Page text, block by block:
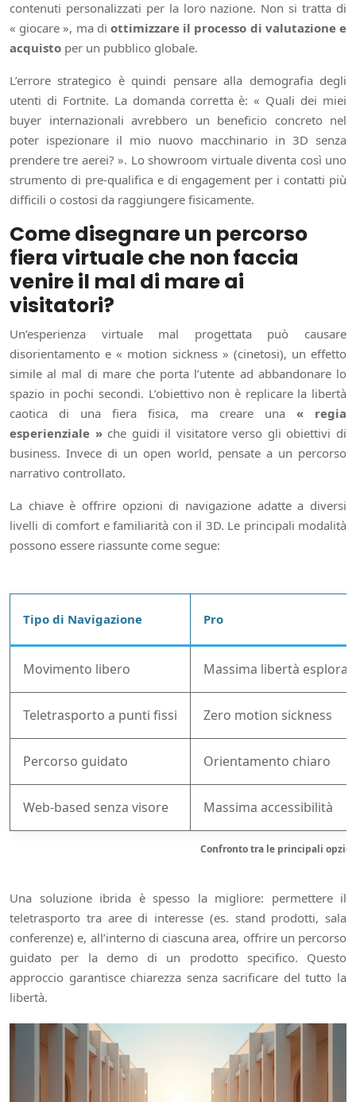
contenuti personalizzati per la loro nazione. Non si tratta di
« giocare », ma di ottimizzare il processo di valutazione e
acquisto per un pubblico globale.
L’errore strategico è quindi pensare alla demografia degli
utenti di Fortnite. La domanda corretta è: « Quali dei miei
buyer internazionali avrebbero un beneficio concreto nel
poter ispezionare il mio nuovo macchinario in 3D senza
prendere tre aerei? ». Lo showroom virtuale diventa così uno
strumento di pre-qualifica e di engagement per i contatti più
difficili o costosi da raggiungere fisicamente.
Come disegnare un percorso
fiera virtuale che non faccia
venire il mal di mare ai
visitatori?
Un’esperienza virtuale mal progettata può causare
disorientamento e « motion sickness » (cinetosi), un effetto
simile al mal di mare che porta l’utente ad abbandonare lo
spazio in pochi secondi. L’obiettivo non è replicare la libertà
caotica di una fiera fisica, ma creare una « regia
esperienziale »che guidi il visitatore verso gli obiettivi di
business. Invece di un open world, pensate a un percorso
narrativo controllato.
La chiave è offrire opzioni di navigazione adatte a diversi
livelli di comfort e familiarità con il 3D. Le principali modalità
possono essere riassunte come segue:
Confronto tra le principali
Tipo di Navigazione Pro
Movimento libero Massima libertà
Teletrasporto a punti fissi Zero motion sickness
Percorso guidato Orientamento chiaro
Web-based senza visore Massima accessibilità
Una soluzione ibrida è spesso la migliore: permettere il
teletrasporto tra aree di interesse (es. stand prodotti, sala
conferenze) e, all’interno di ciascuna area, offrire un percorso
guidato per la demo di un prodotto specifico. Questo
approccio garantisce chiarezza senza sacrificare del tutto la
libertà.